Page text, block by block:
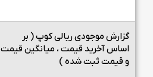
گزارش موجودی ریالی کوپ ( بر
اساس آخرید قیمت ، میانگین قیمت
و قیمت ثبت شده )